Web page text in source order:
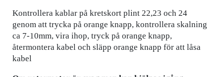
Kontrollera kablar på kretskort plint 22,23 och 24
genom att trycka på orange knapp, kontrollera skalning
ca 7-10mm, vira ihop, tryck på orange knapp,
återmontera kabel och släpp orange knapp för att låsa
kabel